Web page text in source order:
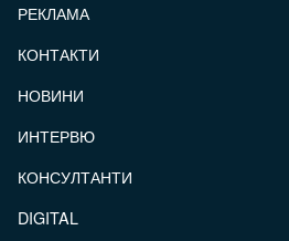
РЕКЛАМА
КОНТАКТИ
НОВИНИ
ИНТЕРВЮ
КОНСУЛТАНТИ
DIGITAL